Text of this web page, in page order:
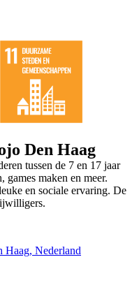
Den Haag
tussen de 7 en 17 jaar
games maken en meer.
en sociale ervaring. De
Nederland